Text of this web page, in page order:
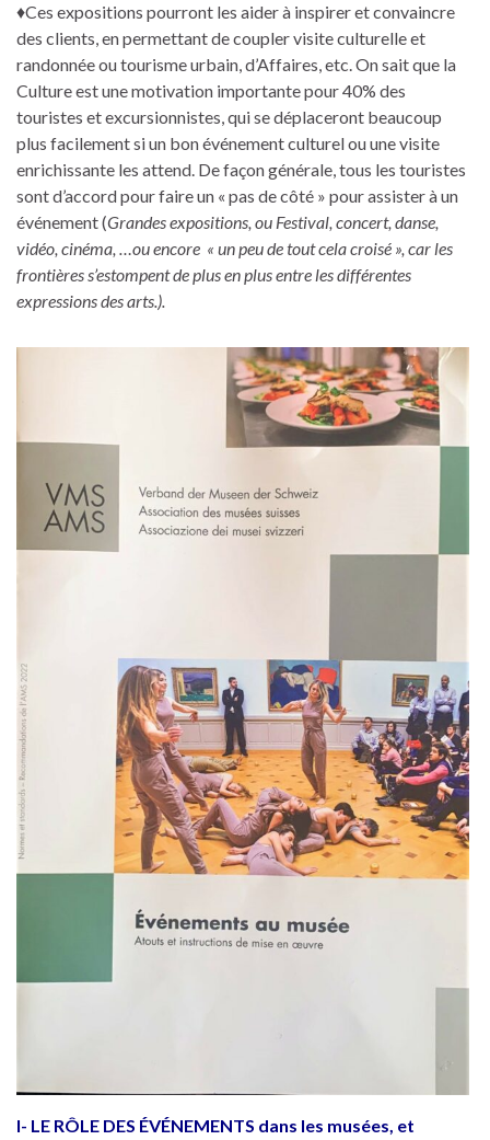
♦Ces expositions pourront les aider à inspirer et convaincre
des clients, en permettant de coupler visite culturelle et
randonnée ou tourisme urbain, d’Affaires, etc. On sait que la
Culture est une motivation importante pour 40% des
touristes et excursionnistes, qui se déplaceront beaucoup
plus facilement si un bon événement culturel ou une visite
enrichissante les attend. De façon générale, tous les touristes
sont d’accord pour faire un « pas de côté » pour assister à un
événement (Grandes expositions, ou Festival, concert, danse,
vidéo, cinéma, …ou encore « un peu de tout cela croisé », car les
frontières s’estompent de plus en plus entre les différentes
expressions des arts.).
I- LE RÔLE DES ÉVÉNEMENTS dans les musées, et